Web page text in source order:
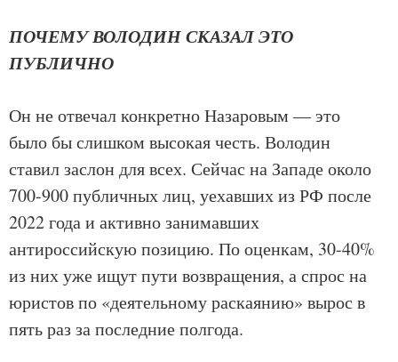
ПОЧЕМУ ВОЛОДИН СКАЗАЛ ЭТО
ПУБЛИЧНО
Он не отвечал конкретно Назаровым — это
было бы слишком высокая честь. Володин
ставил заслон для всех. Сейчас на Западе около
700-900 публичных лиц, уехавших из РФ после
2022 года и активно занимавших
антироссийскую позицию. По оценкам, 30-40%
из них уже ищут пути возвращения, а спрос на
юристов по «деятельному раскаянию» вырос в
пять раз за последние полгода.